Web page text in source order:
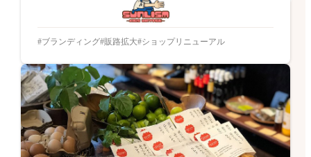
ブランディング 販路拡大 ショップリニューアル